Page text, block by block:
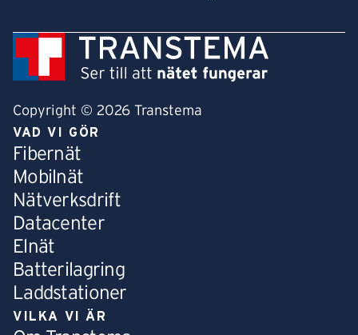
Copyright © 2026 Transtema
VAD VI GÖR
Fibernät
Mobilnät
Nätverksdrift
Datacenter
Elnät
Batterilagring
Laddstationer
VILKA VI ÄR